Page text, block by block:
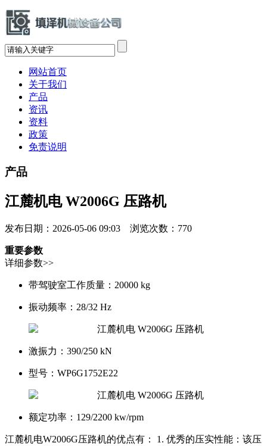
网站首页
关于我们
产品
资讯
资料
政策
免责说明
产品
江麓机电 W2006G 压路机
发布日期：2026-05-06 09:03 浏览次数： 770
重要参数
详细参数>>
带驾驶室工作质量： 20000 kg
振动频率： 28/32 Hz
激振力： 390/250 kN
型号： WP6G1752E22
额定功率： 129/2200 kw/rpm
江麓机电W2006G压路机的优点有： 1. 优秀的压实性能：该压